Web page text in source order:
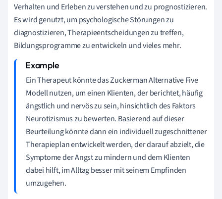
Verhalten und Erleben zu verstehen und zu prognostizieren.
Es wird genutzt, um psychologische Störungen zu
diagnostizieren, Therapieentscheidungen zu treffen,
Bildungsprogramme zu entwickeln und vieles mehr.
Ein Therapeut könnte das Zuckerman Alternative Five
Modell nutzen, um einen Klienten, der berichtet, häufig
ängstlich und nervös zu sein, hinsichtlich des Faktors
Neurotizismus zu bewerten. Basierend auf dieser
Beurteilung könnte dann ein individuell zugeschnittener
Therapieplan entwickelt werden, der darauf abzielt, die
Symptome der Angst zu mindern und dem Klienten
dabei hilft, im Alltag besser mit seinem Empfinden
umzugehen.